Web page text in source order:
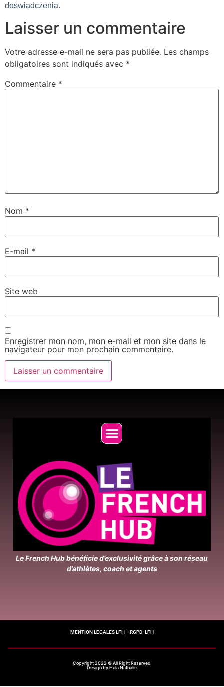
doświadczenia.
Laisser un commentaire
Votre adresse e-mail ne sera pas publiée. Les champs
obligatoires sont indiqués avec *
Commentaire *
Nom *
E-mail *
Site web
Enregistrer mon nom, mon e-mail et mon site dans le
navigateur pour mon prochain commentaire.
Le French Hub bénéficie d’exclusivité grâce à son réseau
d’athlètes, coach et agents
MENTION LEGALES LFH│ RGPD LFH
Copyright 2022 © All Right Reserved
Design by Hola Nathalie